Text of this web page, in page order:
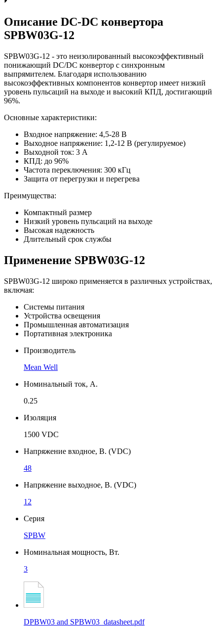
Описание DC-DC конвертора
SPBW03G-12
SPBW03G-12 - это неизолированный высокоэффективный
понижающий DC/DC конвертор с синхронным
выпрямителем. Благодаря использованию
высокоэффективных компонентов конвертор имеет низкий
уровень пульсаций на выходе и высокий КПД, достигающий
96%.
Основные характеристики:
Входное напряжение: 4,5-28 В
Выходное напряжение: 1,2-12 В (регулируемое)
Выходной ток: 3 А
КПД: до 96%
Частота переключения: 300 кГц
Защита от перегрузки и перегрева
Преимущества:
Компактный размер
Низкий уровень пульсаций на выходе
Высокая надежность
Длительный срок службы
Применение SPBW03G-12
SPBW03G-12 широко применяется в различных устройствах,
включая:
Системы питания
Устройства освещения
Промышленная автоматизация
Портативная электроника
Производитель
Mean Well
Номинальный ток, А.
0.25
Изоляция
1500 VDC
Напряжение входное, В. (VDC)
48
Напряжение выходное, В. (VDC)
12
Серия
SPBW
Номинальная мощность, Вт.
3
DPBW03 and SPBW03_datasheet.pdf